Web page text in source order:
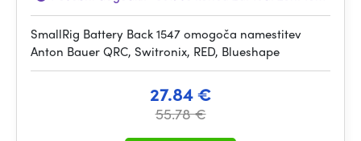
SmallRig Battery Back 1547 omogoča namestitev
Anton Bauer QRC, Switronix, RED, Blueshape
27.84 €
55.78 €